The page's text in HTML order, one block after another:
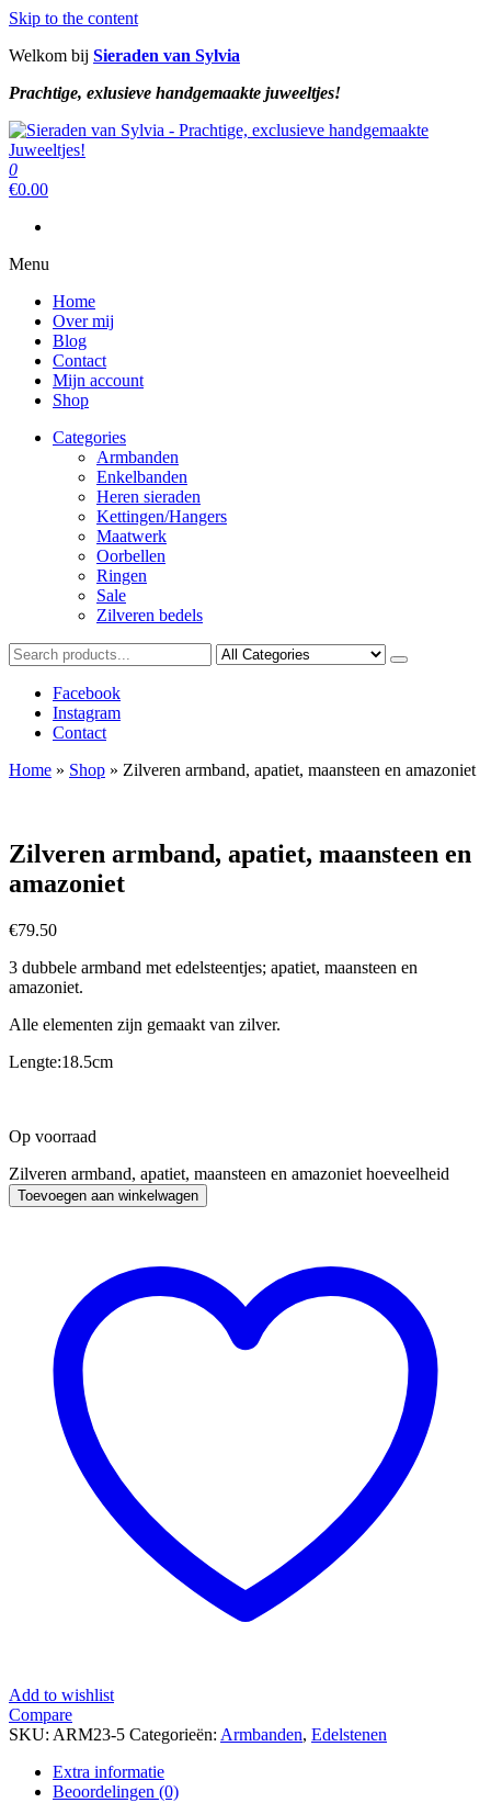
Skip to the content
Welkom bij Sieraden van Sylvia
Prachtige, exlusieve handgemaakte juweeltjes!
Sieraden van Sylvia
Prachtige, exclusieve handgemaakte juweeltjes!
Sieraden van Sylvia
Prachtige, exclusieve handgemaakte juweeltjes!
0
€0.00
Menu
Home
Over mij
Blog
Contact
Mijn account
Shop
Categories
Armbanden
Enkelbanden
Heren sieraden
Kettingen/Hangers
Maatwerk
Oorbellen
Ringen
Sale
Zilveren bedels
Facebook
Instagram
Contact
Home » Shop » Zilveren armband, apatiet, maansteen en amazoniet
Zilveren armband, apatiet, maansteen en
amazoniet
€79.50
3 dubbele armband met edelsteentjes; apatiet, maansteen en
amazoniet.
Alle elementen zijn gemaakt van zilver.
Lengte:18.5cm
Op voorraad
Zilveren armband, apatiet, maansteen en amazoniet hoeveelheid
Toevoegen aan winkelwagen
Add to wishlist
Compare
SKU: ARM23-5 Categorieën: Armbanden, Edelstenen
Extra informatie
Beoordelingen (0)